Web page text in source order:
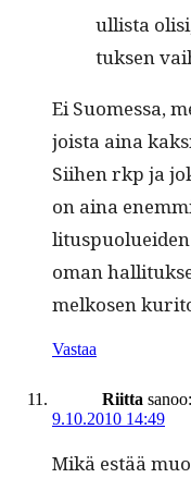
ullista
tuk­sen
Ei Suomes­sa,
joista aina
Siihen rkp ja
on aina
oman
melkosen
Vastaa
Riitta sanoo:
9.10.2010 14:49
Mikä estää